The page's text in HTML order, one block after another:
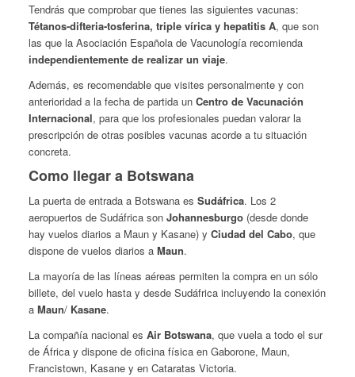
Tendrás que comprobar que tienes las siguientes vacunas:
Tétanos-difteria-tosferina, triple vírica y hepatitis A, que son
las que la Asociación Española de Vacunología recomienda
independientemente de realizar un viaje.
Además, es recomendable que visites personalmente y con
anterioridad a la fecha de partida un Centro de Vacunación
Internacional, para que los profesionales puedan valorar la
prescripción de otras posibles vacunas acorde a tu situación
concreta.
Como llegar a Botswana
La puerta de entrada a Botswana es Sudáfrica. Los 2
aeropuertos de Sudáfrica son Johannesburgo(desde donde
hay vuelos diarios a Maun y Kasane) y Ciudad del Cabo, que
dispone de vuelos diarios a Maun.
La mayoría de las líneas aéreas permiten la compra en un sólo
billete, del vuelo hasta y desde Sudáfrica incluyendo la conexión
aMaun/ Kasane.
La compañía nacional es Air Botswana, que vuela a todo el sur
de África y dispone de oficina física en Gaborone, Maun,
Francistown, Kasane y en Cataratas Victoria.